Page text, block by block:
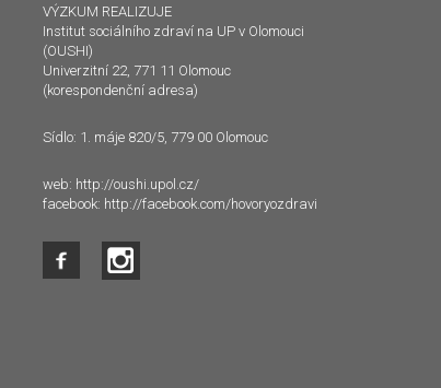
VÝZKUM REALIZUJE
Institut sociálního zdraví na UP v Olomouci
(OUSHI)
Univerzitní 22, 771 11 Olomouc
(korespondenční adresa)
Sídlo: 1. máje 820/5, 779 00 Olomouc
web: http://oushi.upol.cz/
facebook: http://facebook.com/hovoryozdravi